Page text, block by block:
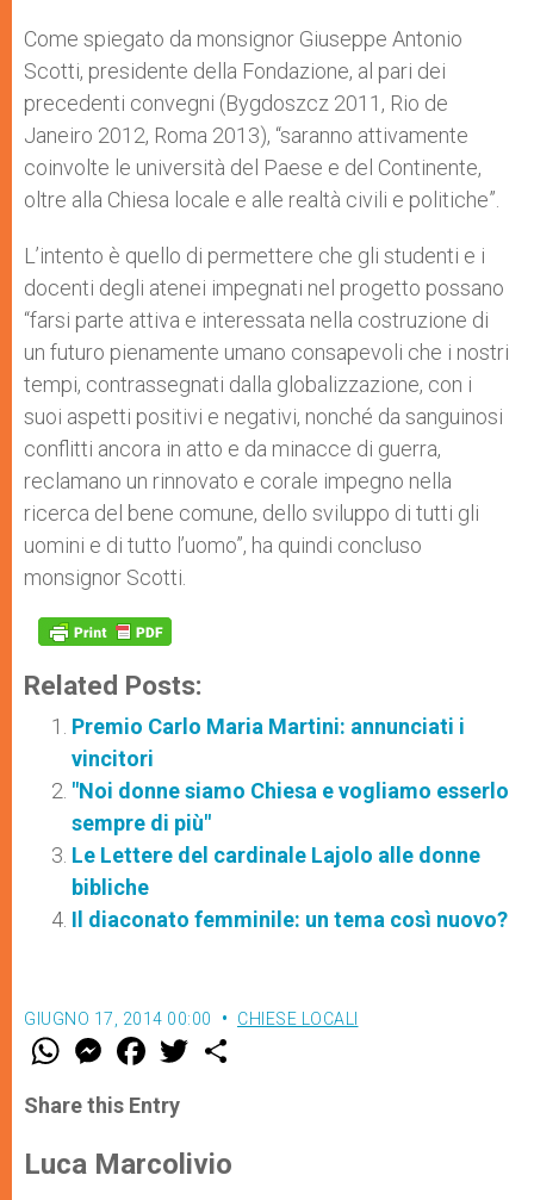
Come spiegato da monsignor Giuseppe Antonio
Scotti, presidente della Fondazione, al pari dei
precedenti convegni (Bygdoszcz 2011, Rio de
Janeiro 2012, Roma 2013), “saranno attivamente
coinvolte le università del Paese e del Continente,
oltre alla Chiesa locale e alle realtà civili e politiche”.
L’intento è quello di permettere che gli studenti e i
docenti degli atenei impegnati nel progetto possano
“farsi parte attiva e interessata nella costruzione di
un futuro pienamente umano consapevoli che i nostri
tempi, contrassegnati dalla globalizzazione, con i
suoi aspetti positivi e negativi, nonché da sanguinosi
conflitti ancora in atto e da minacce di guerra,
reclamano un rinnovato e corale impegno nella
ricerca del bene comune, dello sviluppo di tutti gli
uomini e di tutto l’uomo”, ha quindi concluso
monsignor Scotti.
Related Posts:
Premio Carlo Maria Martini: annunciati i
vincitori
"Noi donne siamo Chiesa e vogliamo esserlo
sempre di più"
Le Lettere del cardinale Lajolo alle donne
bibliche
Il diaconato femminile: un tema così nuovo?
GIUGNO 17, 2014 00:00 CHIESE LOCALI
W
t
s
p
p
M
e
s
e
g
e
F
a
e
b
o
k
w
r
Share this Entry
Luca Marcolivio